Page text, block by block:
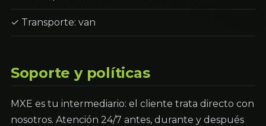
✓ Transporte: van
Soporte y políticas
MXE es tu intermediario: el cliente trata directo con
nosotros. Atención 24/7 antes, durante y después